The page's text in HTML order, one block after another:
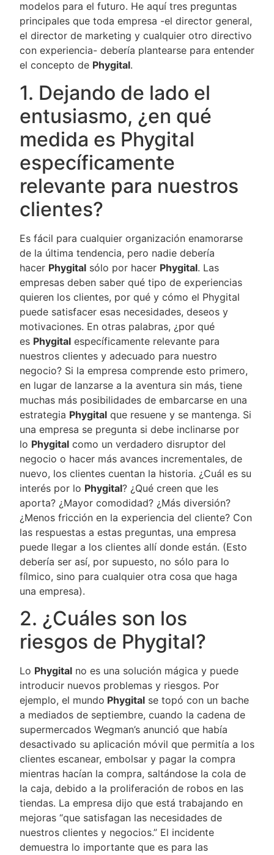
modelos para el futuro. He aquí tres preguntas
principales que toda empresa -el director general,
el director de marketing y cualquier otro directivo
con experiencia- debería plantearse para entender
el concepto de Phygital.
1. Dejando de lado el
entusiasmo, ¿en qué
medida es Phygital
específicamente
relevante para nuestros
clientes?
Es fácil para cualquier organización enamorarse
de la última tendencia, pero nadie debería
hacer Phygital sólo por hacer Phygital. Las
empresas deben saber qué tipo de experiencias
quieren los clientes, por qué y cómo el Phygital
puede satisfacer esas necesidades, deseos y
motivaciones. En otras palabras, ¿por qué
es Phygital específicamente relevante para
nuestros clientes y adecuado para nuestro
negocio? Si la empresa comprende esto primero,
en lugar de lanzarse a la aventura sin más, tiene
muchas más posibilidades de embarcarse en una
estrategia Phygital que resuene y se mantenga. Si
una empresa se pregunta si debe inclinarse por
lo Phygital como un verdadero disruptor del
negocio o hacer más avances incrementales, de
nuevo, los clientes cuentan la historia. ¿Cuál es su
interés por lo Phygital? ¿Qué creen que les
aporta? ¿Mayor comodidad? ¿Más diversión?
¿Menos fricción en la experiencia del cliente? Con
las respuestas a estas preguntas, una empresa
puede llegar a los clientes allí donde están. (Esto
debería ser así, por supuesto, no sólo para lo
fílmico, sino para cualquier otra cosa que haga
una empresa).
2. ¿Cuáles son los
riesgos de Phygital?
Lo Phygital no es una solución mágica y puede
introducir nuevos problemas y riesgos. Por
ejemplo, el mundo Phygital se topó con un bache
a mediados de septiembre, cuando la cadena de
supermercados Wegman’s anunció que había
desactivado su aplicación móvil que permitía a los
clientes escanear, embolsar y pagar la compra
mientras hacían la compra, saltándose la cola de
la caja, debido a la proliferación de robos en las
tiendas. La empresa dijo que está trabajando en
mejoras “que satisfagan las necesidades de
nuestros clientes y negocios.” El incidente
demuestra lo importante que es para las